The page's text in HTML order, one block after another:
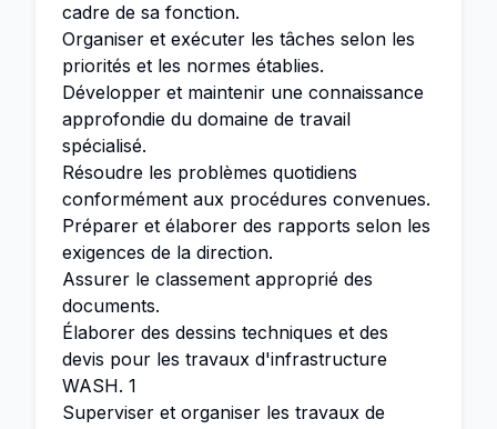
cadre de sa fonction.
Organiser et exécuter les tâches selon les
priorités et les normes établies.
Développer et maintenir une connaissance
approfondie du domaine de travail
spécialisé.
Résoudre les problèmes quotidiens
conformément aux procédures convenues.
Préparer et élaborer des rapports selon les
exigences de la direction.
Assurer le classement approprié des
documents.
Élaborer des dessins techniques et des
devis pour les travaux d'infrastructure
WASH. 1
Superviser et organiser les travaux de